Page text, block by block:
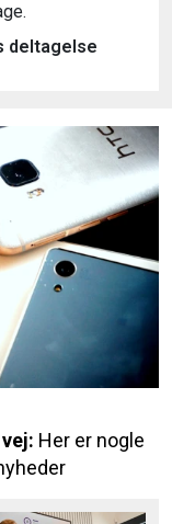
deltagelse
Her er nogle